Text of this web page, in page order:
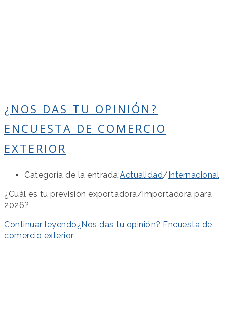
¿NOS DAS TU OPINIÓN?
ENCUESTA DE COMERCIO
EXTERIOR
Categoría de la entrada:Actualidad/ Internacional
¿Cuál es tu previsión exportadora/importadora para
2026?
Continuar leyendo¿Nos das tu opinión? Encuesta de
comercio exterior